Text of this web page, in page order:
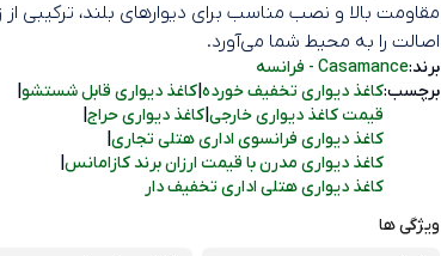
مقاومت بالا و نصب مناسب برای دیوارهای بلند، ترکیبی از
اصالت را به محیط شما می‌آورد.
برند:Casamance - فرانسه
برچسب:کاغذ دیواری تخفیف خورده| کاغذ دیواری قابل شستشو|
قیمت کاغذ دیواری خارجی| کاغذ دیواری حراج|
کاغذ دیواری فرانسوی اداری هتلی تجاری|
کاغذ دیواری مدرن با قیمت ارزان برند کازامانس|
کاغذ دیواری هتلی اداری تخفیف دار
ویژگی ها